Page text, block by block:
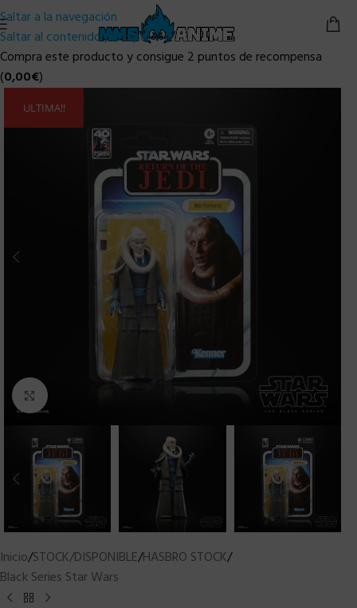
Saltar a la navegación
Saltar al contenido principal
Compra este producto y consigue 2 puntos de recompensa
(0,00€)
ULTIMA!!
Clic para ampliar
Inicio/STOCK/DISPONIBLE/HASBRO STOCK/
Black Series Star Wars